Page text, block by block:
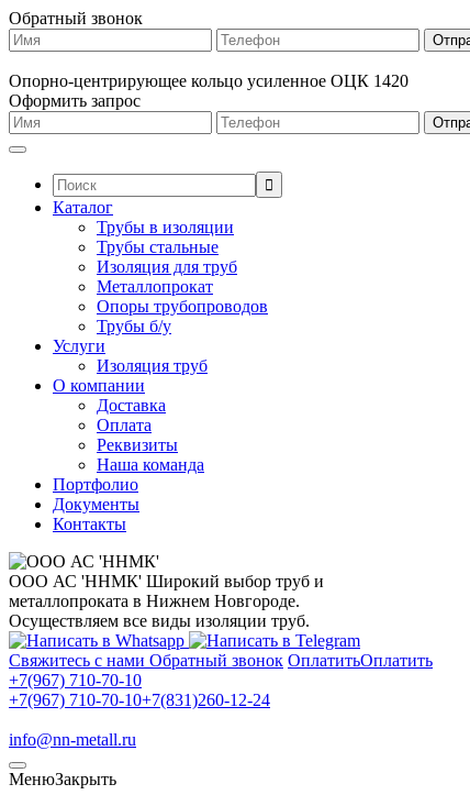
Обратный звонок
Опорно-центрирующее кольцо усиленное ОЦК 1420
Оформить запрос
Поиск:
Каталог
Трубы в изоляции
Трубы стальные
Изоляция для труб
Металлопрокат
Опоры трубопроводов
Трубы б/у
Услуги
Изоляция труб
О компании
Доставка
Оплата
Реквизиты
Наша команда
Портфолио
Документы
Контакты
ООО АС 'ННМК' Широкий выбор труб и
металлопроката в Нижнем Новгороде.
Осуществляем все виды изоляции труб.
Свяжитесь с нами Обратный звонок ОплатитьОплатить
+7(967) 710-70-10
+7(967) 710-70-10+7(831)260-12-24
info@nn-metall.ru
МенюЗакрыть